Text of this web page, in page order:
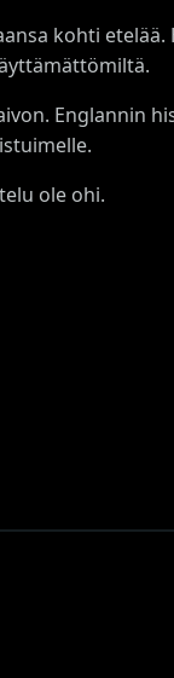
kohti
Englannin
ole ohi.